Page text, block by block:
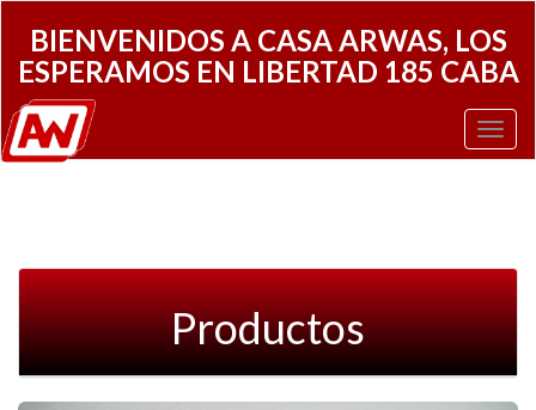
BIENVENIDOS A CASA ARWAS, LOS
ESPERAMOS EN LIBERTAD 185 CABA
Productos